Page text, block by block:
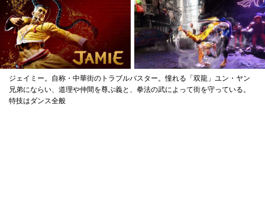
ジェイミー。自称・中華街のトラブルバスター。憧れる「双龍」ユン・ヤン
兄弟にならい、道理や仲間を尊ぶ義と、拳法の武によって街を守っている。
特技はダンス全般